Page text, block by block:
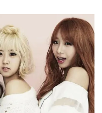
шаг и Ким его
символом
чётких скул и
стремятся
именно стоит за
какие процедуры
её нынешнюю